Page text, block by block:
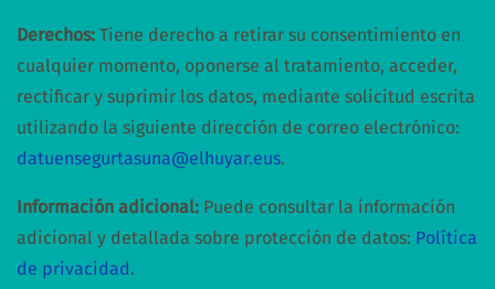
Derechos: Tiene derecho a retirar su consentimiento en
cualquier momento, oponerse al tratamiento, acceder,
rectificar y suprimir los datos, mediante solicitud escrita
utilizando la siguiente dirección de correo electrónico:
datuensegurtasuna@elhuyar.eus.
Información adicional: Puede consultar la información
adicional y detallada sobre protección de datos: Política
de privacidad.